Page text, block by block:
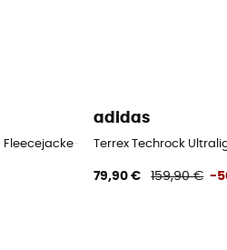
Fleecejacke - Herren
adidas
Terrex Techrock
79,90 € 159,90 € -